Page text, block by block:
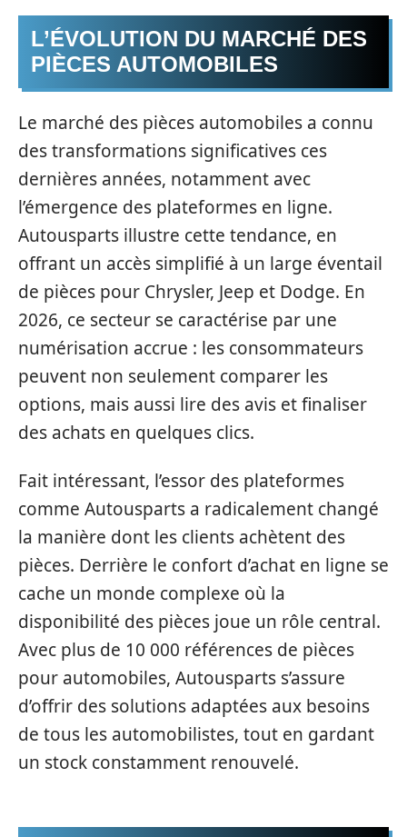
L’ÉVOLUTION DU MARCHÉ DES
PIÈCES AUTOMOBILES
Le marché des pièces automobiles a connu
des transformations significatives ces
dernières années, notamment avec
l’émergence des plateformes en ligne.
Autousparts illustre cette tendance, en
offrant un accès simplifié à un large éventail
de pièces pour Chrysler, Jeep et Dodge. En
2026, ce secteur se caractérise par une
numérisation accrue : les consommateurs
peuvent non seulement comparer les
options, mais aussi lire des avis et finaliser
des achats en quelques clics.
Fait intéressant, l’essor des plateformes
comme Autousparts a radicalement changé
la manière dont les clients achètent des
pièces. Derrière le confort d’achat en ligne se
cache un monde complexe où la
disponibilité des pièces joue un rôle central.
Avec plus de 10 000 références de pièces
pour automobiles, Autousparts s’assure
d’offrir des solutions adaptées aux besoins
de tous les automobilistes, tout en gardant
un stock constamment renouvelé.